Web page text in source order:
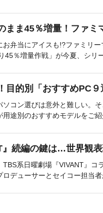
まま45％増量！ファミ
お弁当にアイスも!?ファミリ
45％増量作戦」が今夏、シリ
目的別「おすすめPC９
ソコン選びは意外と難しい。
用途別のおすすめモデルをご紹
』続編の鍵は…世界観
TBS系日曜劇場『VIVANT』コ
ロデューサーとセイコー担当者